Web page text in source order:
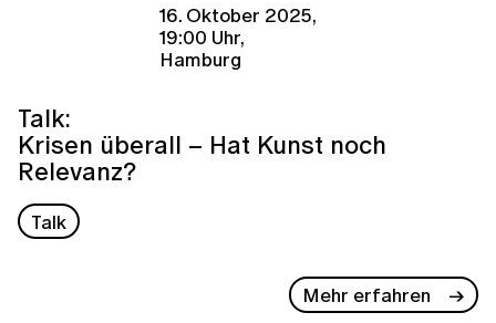
16. Oktober 2025,
19:00 Uhr,
Hamburg
Talk:
Krisen überall – Hat Kunst noch
Relevanz?
Talk
Mehr erfahren